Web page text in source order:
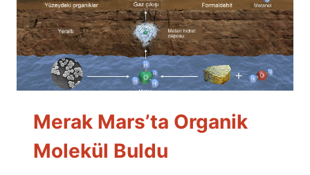
Merak Mars’ta Organik
Molekül Buldu